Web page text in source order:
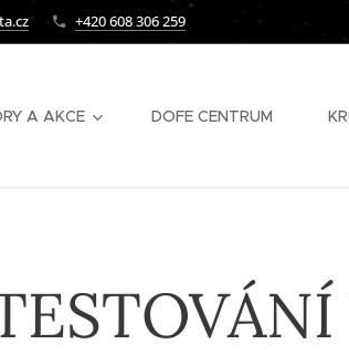
+420 608 306 259
A AKCE DOFE CENTRUM